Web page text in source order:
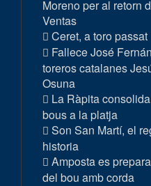
Moreno per al retorn
Ventas
Ceret, a toro passat
Fallece José
toreros catalanes
Osuna
La Ràpita
bous a la platja
Son San Martí, el
historia
Amposta es
del bou amb corda